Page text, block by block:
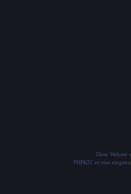
Diese Website
PHPKIT ist eine